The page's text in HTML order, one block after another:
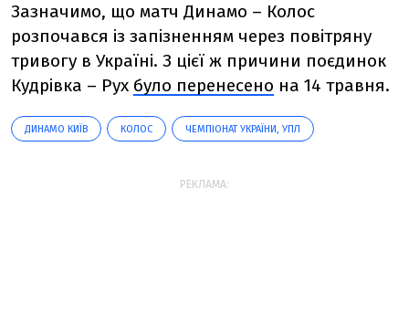
Зазначимо, що матч Динамо – Колос
розпочався із запізненням через повітряну
тривогу в Україні. З цієї ж причини поєдинок
Кудрівка – Рух було перенесено на 14 травня.
ДИНАМО КИЇВ КОЛОС ЧЕМПІОНАТ УКРАЇНИ, УПЛ
РЕКЛАМА: